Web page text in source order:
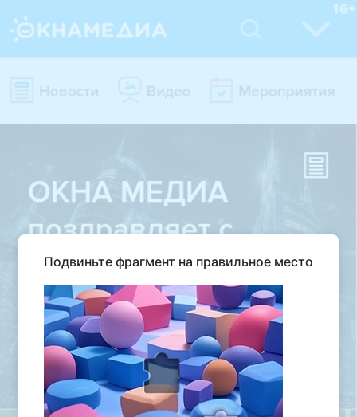
Подвиньте фрагмент на правильное место